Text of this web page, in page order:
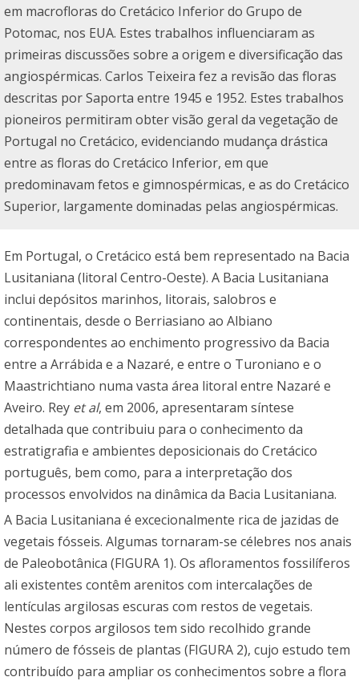
em macrofloras do Cretácico Inferior do Grupo de
Potomac, nos EUA. Estes trabalhos influenciaram as
primeiras discussões sobre a origem e diversificação das
angiospérmicas. Carlos Teixeira fez a revisão das floras
descritas por Saporta entre 1945 e 1952. Estes trabalhos
pioneiros permitiram obter visão geral da vegetação de
Portugal no Cretácico, evidenciando mudança drástica
entre as floras do Cretácico Inferior, em que
predominavam fetos e gimnospérmicas, e as do Cretácico
Superior, largamente dominadas pelas angiospérmicas.
Em Portugal, o Cretácico está bem representado na Bacia
Lusitaniana (litoral Centro-Oeste). A Bacia Lusitaniana
inclui depósitos marinhos, litorais, salobros e
continentais, desde o Berriasiano ao Albiano
correspondentes ao enchimento progressivo da Bacia
entre a Arrábida e a Nazaré, e entre o Turoniano e o
Maastrichtiano numa vasta área litoral entre Nazaré e
Aveiro. Rey et al, em 2006, apresentaram síntese
detalhada que contribuiu para o conhecimento da
estratigrafia e ambientes deposicionais do Cretácico
português, bem como, para a interpretação dos
processos envolvidos na dinâmica da Bacia Lusitaniana.
A Bacia Lusitaniana é excecionalmente rica de jazidas de
vegetais fósseis. Algumas tornaram-se célebres nos anais
de Paleobotânica (FIGURA 1). Os afloramentos fossilíferos
ali existentes contêm arenitos com intercalações de
lentículas argilosas escuras com restos de vegetais.
Nestes corpos argilosos tem sido recolhido grande
número de fósseis de plantas (FIGURA 2), cujo estudo tem
contribuído para ampliar os conhecimentos sobre a flora